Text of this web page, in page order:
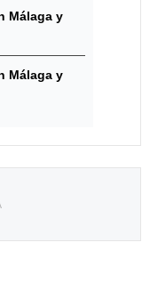
Málaga y
Málaga y